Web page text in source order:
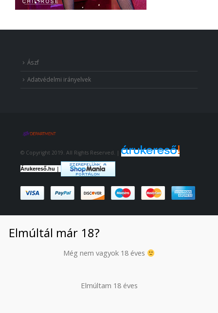
Ászf
Adatvédelmi irányelvek
© Copyright 2019. All Rights Reserved. |
Árukereső.hu |
Elmúltál már 18?
Még nem vagyok 18 éves
Elmúltam 18 éves